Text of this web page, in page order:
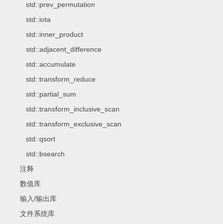
std::prev_permutation
std::iota
std::inner_product
std::adjacent_difference
std::accumulate
std::transform_reduce
std::partial_sum
std::transform_inclusive_scan
std::transform_exclusive_scan
std::qsort
std::bsearch
注释
数值库
输入/输出库
文件系统库